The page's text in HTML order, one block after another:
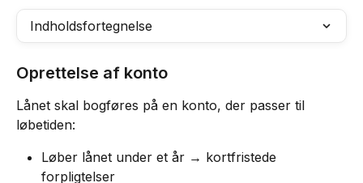
Indholdsfortegnelse
Oprettelse af konto
Lånet skal bogføres på en konto, der passer til
løbetiden:
Løber lånet under et år → kortfristede
forpligtelser